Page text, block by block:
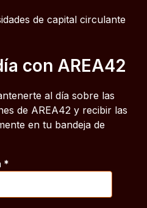
de capital circulante
con AREA42
al día sobre las
de AREA42 y recibir las
en tu bandeja de
*